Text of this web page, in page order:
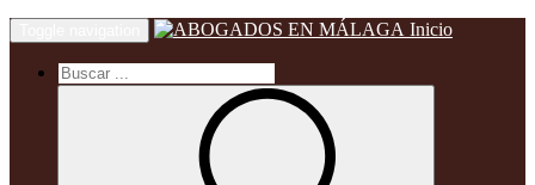
Inicio